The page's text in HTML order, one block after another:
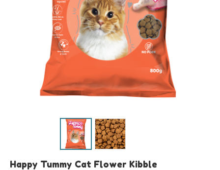
Happy Tummy Cat Flower Kibble